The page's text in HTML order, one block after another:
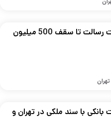
ارائه تسهیلات رسالت تا سقف 500 میلیون
تهران
بانکی با سند ملکی در تهران و